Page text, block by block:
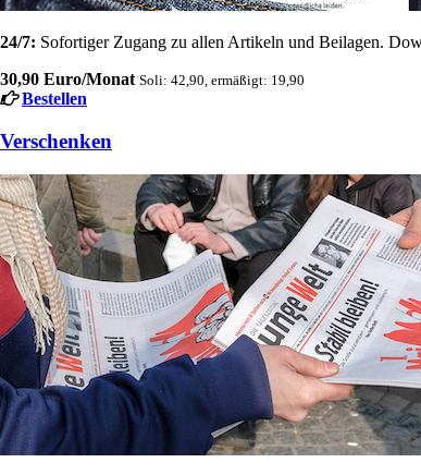
24/7: Sofortiger Zugang zu allen Artikeln und Beilagen.
30,90 Euro/Monat Soli: 42,90, ermäßigt: 19,90
Bestellen
Verschenken